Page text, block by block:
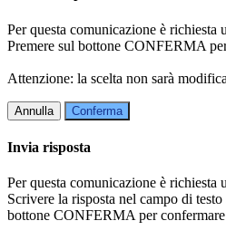
Per questa comunicazione è richiesta
Premere sul bottone CONFERMA
Attenzione: la scelta non sarà
Annulla Conferma
Invia risposta
Per questa comunicazione è richiesta
Scrivere la risposta nel campo di testo
bottone CONFERMA per